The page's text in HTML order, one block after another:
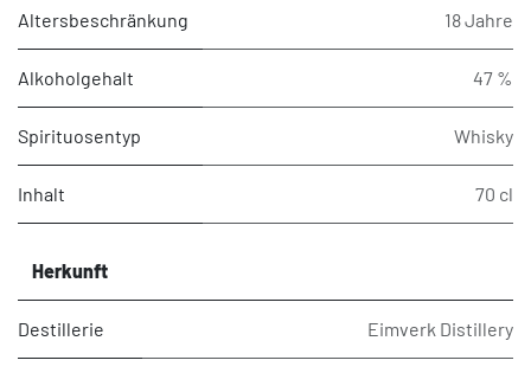
Altersbeschränkung 18 Jahre
Alkoholgehalt 47 %
Spirituosentyp Whisky
Inhalt 70 cl
Herkunft
Destillerie Eimverk Distillery